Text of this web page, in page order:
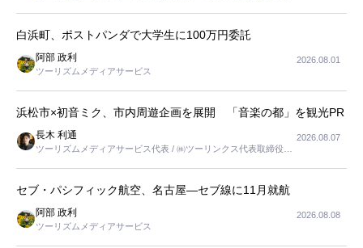
白浜町、ポストパンダで大学生に100万円委託
阿部 政利
ツーリズムメディアサービス
2026.08.01
浜松市×初音ミク、市内周遊企画を展開 「音楽の都」を観光PR
長木 利通
ツーリズムメディアサービス代表 / ㈱ツーリンクス代表取締役社
2026.08.07
セブ・パシフィック航空、名古屋―セブ線に11月就航
阿部 政利
ツーリズムメディアサービス
2026.08.08